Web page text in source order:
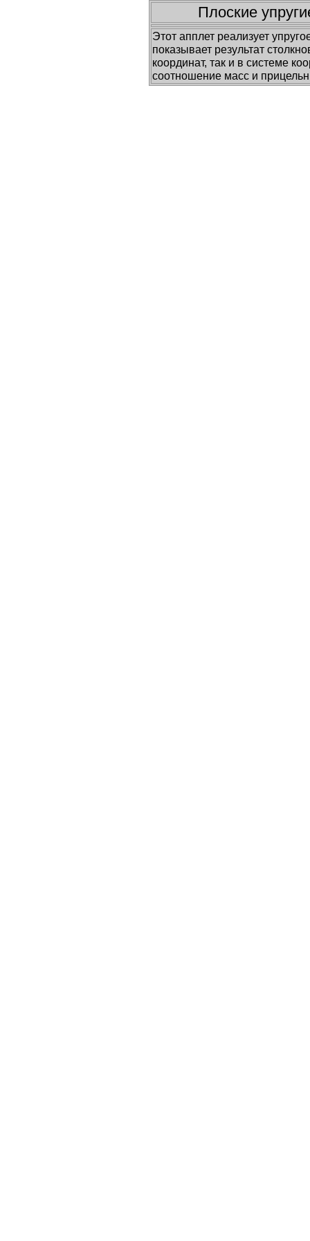
Плоские
Этот апплет реализует
показывает результат
координат, так и в системе
соотношение масс и